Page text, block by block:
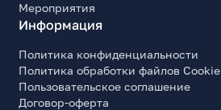
Мероприятия
Информация
Политика конфиденциальности
Политика обработки файлов Cookie
Пользовательское соглашение
Договор-оферта